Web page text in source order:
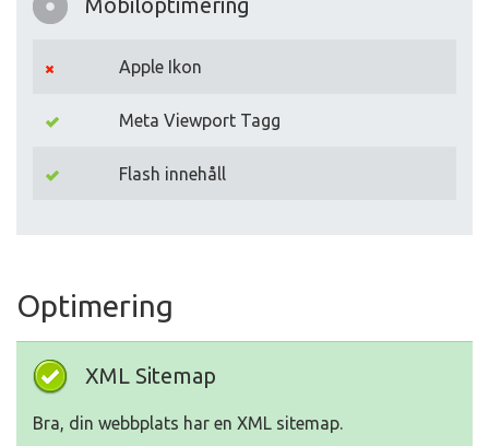
Mobiloptimering
Apple Ikon
Meta Viewport Tagg
Flash innehåll
Optimering
XML Sitemap
Bra, din webbplats har en XML sitemap.